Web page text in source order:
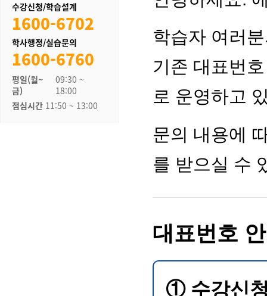
내역조회
수강신청/학습설계
1600-6702
학사행정/실습문의
1600-6760
평일(월~
금)
09:30 ~
18:00
점심시간 11:50 ~ 13:00